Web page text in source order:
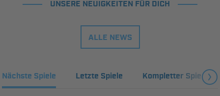
UNSERE NEUIGKEITEN FÜR DICH
ALLE NEWS
Nächste Spiele Letzte Spiele Kompletter Spielplan